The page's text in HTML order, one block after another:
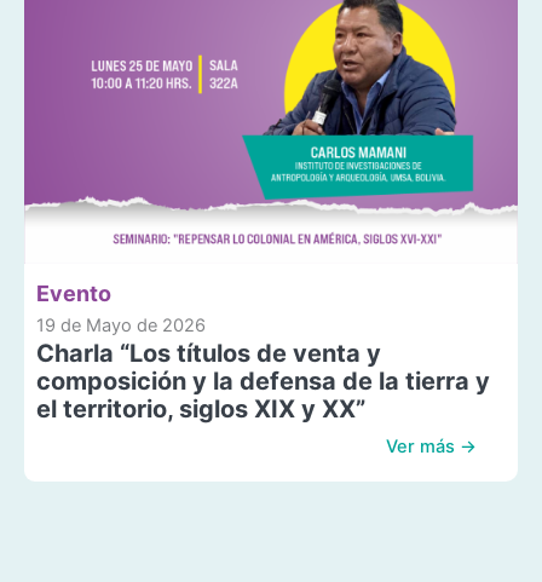
Evento
19 de Mayo de 2026
Charla “Los títulos de venta y
composición y la defensa de la tierra y
el territorio, siglos XIX y XX”
Ver más →